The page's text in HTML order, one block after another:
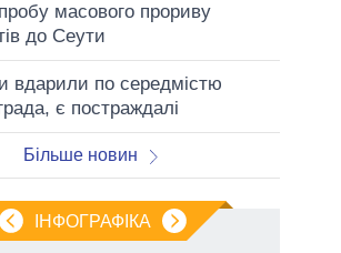
масового прориву
до Сеути
вдарили по середмістю
є постраждалі
Більше новин
ІНФОГРАФІКА